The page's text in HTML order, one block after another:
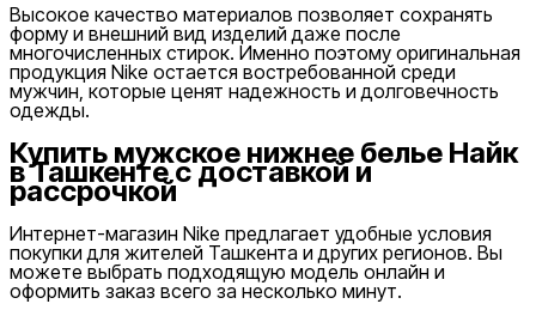
Высокое качество материалов позволяет сохранять
форму и внешний вид изделий даже после
многочисленных стирок. Именно поэтому оригинальная
продукция Nike остается востребованной среди
мужчин, которые ценят надежность и долговечность
одежды.
Купить мужское нижнее белье Найк
в Ташкенте с доставкой и
рассрочкой
Интернет-магазин Nike предлагает удобные условия
покупки для жителей Ташкента и других регионов. Вы
можете выбрать подходящую модель онлайн и
оформить заказ всего за несколько минут.